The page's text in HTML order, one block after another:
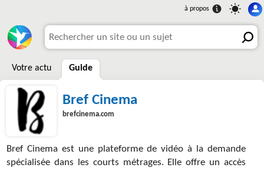
Votre actu Guide
Bref Cinema
brefcinema.com
Bref Cinema est une plateforme de vidéo à la demande
spécialisée dans les courts métrages. Elle offre un accès